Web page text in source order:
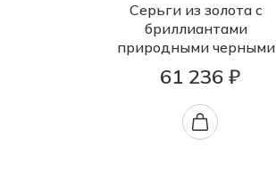
Серьги из золота с
бриллиантами
природными черными
61 236 ₽